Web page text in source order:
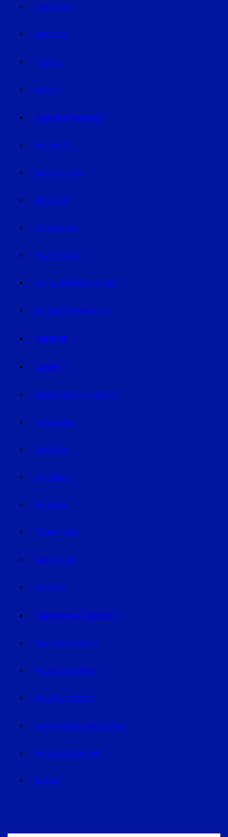
LIFE-STYLE
KARRIERE
TECHNIK
WETTER
SONDERTHEMEN
PODCASTS
KIDS & TEENIES
SENIOREN
KATZ & HUND
VALENTINSTAG
MEINE LIEBESERKLÄRUNG
BUNDESTAGSWAHL 2017
VEREINE
SPORT
EISHOCKEY/INLINEHOCKEY
VOLLEYBALL
FUSSBALL
HANDBALL
FOOTBALL
TRABRENNEN
KAMPFSPORT
SONSTIGE
VERANSTALTUNGEN
VERANSTALTUNGEN
REGION STRAUBING
REGION LANDSHUT
REGION DINGOLFING-LANDAU
RAUM DEGGENDORF
BLUVAL